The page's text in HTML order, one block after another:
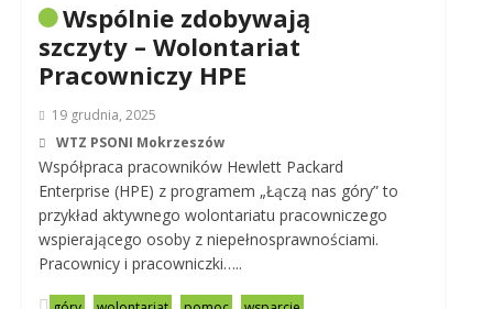
Wspólnie zdobywają
szczyty – Wolontariat
Pracowniczy HPE
19 grudnia, 2025
WTZ PSONI Mokrzeszów
Współpraca pracowników Hewlett Packard
Enterprise (HPE) z programem „Łączą nas góry” to
przykład aktywnego wolontariatu pracowniczego
wspierającego osoby z niepełnosprawnościami.
Pracownicy i pracowniczki…..